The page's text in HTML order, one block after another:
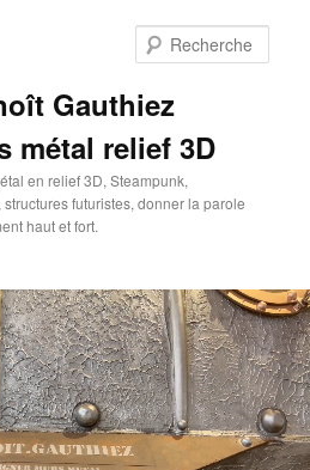
Gauthiez
métal relief 3D
en relief 3D, Steampunk,
futuristes, donner la parole
haut et fort.